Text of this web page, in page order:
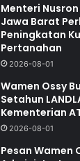
Menteri Nusron
Jawa Barat
Peningkatan
Pertanahan
2026-08-01
Wamen Ossy
Setahun
Kementerian
2026-08-01
Pesan Wamen